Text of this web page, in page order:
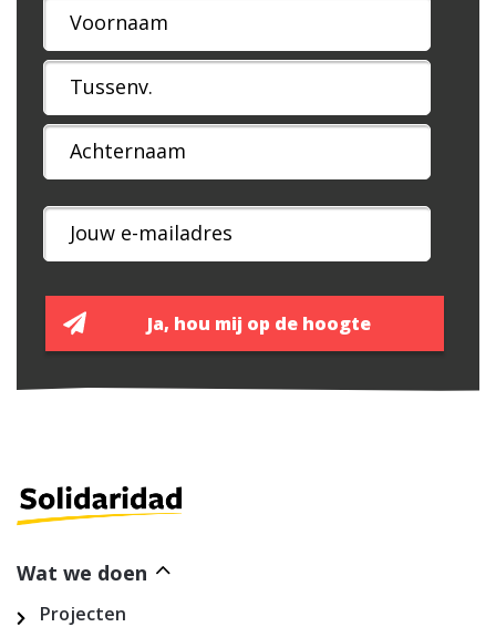
Naam
*
Wat we doen
Projecten